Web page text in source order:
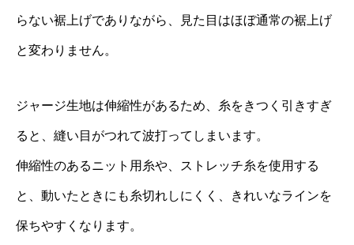
らない裾上げでありながら、見た目はほぼ通常の裾上げ
と変わりません。
ジャージ生地は伸縮性があるため、糸をきつく引きすぎ
ると、縫い目がつれて波打ってしまいます。
伸縮性のあるニット用糸や、ストレッチ糸を使用する
と、動いたときにも糸切れしにくく、きれいなラインを
保ちやすくなります。